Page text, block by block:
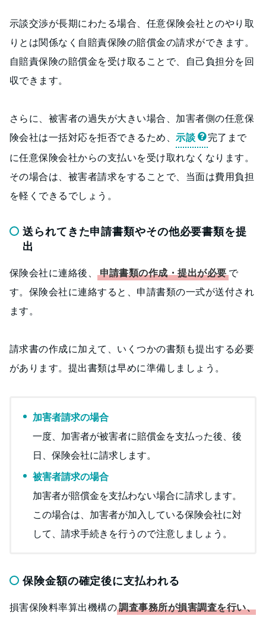
示談交渉が長期にわたる場合、任意保険会社とのやり取
りとは関係なく自賠責保険の賠償金の請求ができます。
自賠責保険の賠償金を受け取ることで、自己負担分を回
収できます。
さらに、被害者の過失が大きい場合、加害者側の任意保
険会社は一括対応を拒否できるため、示談
完了まで
に任意保険会社からの支払いを受け取れなくなります。
その場合は、被害者請求をすることで、当面は費用負担
を軽くできるでしょう。
送られてきた申請書類やその他必要書類を提
出
保険会社に連絡後、申請書類の作成・提出が必要で
す。保険会社に連絡すると、申請書類の一式が送付され
ます。
請求書の作成に加えて、いくつかの書類も提出する必要
があります。提出書類は早めに準備しましょう。
加害者請求の場合
一度、加害者が被害者に賠償金を支払った後、後
日、保険会社に請求します。
被害者請求の場合
加害者が賠償金を支払わない場合に請求します。
この場合は、加害者が加入している保険会社に対
して、請求手続きを行うので注意しましょう。
保険金額の確定後に支払われる
損害保険料率算出機構の調査事務所が損害調査を行い、